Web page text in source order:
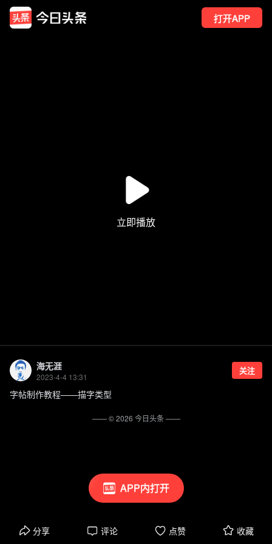
打开APP
APP内打开
海无涯
2023-4-4 13:31
关注
字帖制作教程——描字类型
分享 评论 点赞 收藏
—— ©2026 今日头条——